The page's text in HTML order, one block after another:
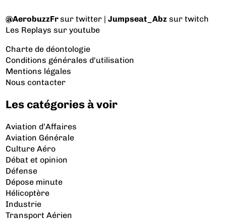
@AerobuzzFrsur twitter |Jumpseat_Abz sur twitch
Les Replays sur youtube
Charte de déontologie
Conditions générales d'utilisation
Mentions légales
Nous contacter
Les catégories à voir
Aviation d’Affaires
Aviation Générale
Culture Aéro
Débat et opinion
Défense
Dépose minute
Hélicoptère
Industrie
Transport Aérien